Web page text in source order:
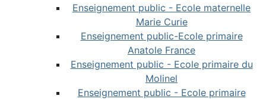
Enseignement public - Ecole maternelle
Marie Curie
Enseignement public-Ecole primaire
Anatole France
Enseignement public - Ecole primaire du
Molinel
Enseignement public - Ecole primaire